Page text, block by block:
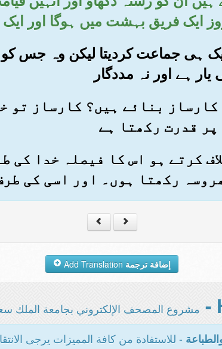
ایک فریق بہشت میں ہوگا اور ایک
ایک ہی جماعت کردیتا لیکن وہ جس
یار ہے اور نہ مددگار
کارساز بنائے ہیں؟ کارساز تو
قدرت رکھتا ہے
کرتے ہو اس کا فیصلہ خدا
رکھتا ہوں۔ اور اسی کی
إضافة ترجمة
مشروع المصحف الإلكتروني بجامعة الملك
- للاستفادة من كافة المميزات يرجى